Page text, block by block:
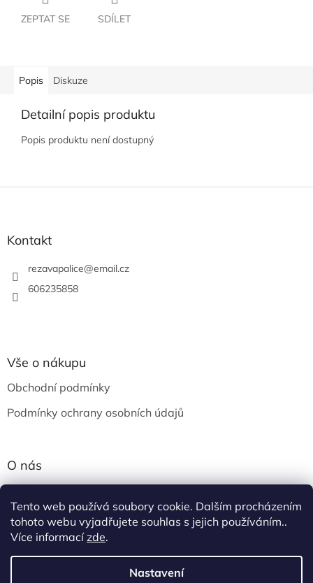
Tento web používá soubory cookie. Dalším procházením
tohoto webu vyjadřujete souhlas s jejich používáním..
Více informacízde.
Nastavení
ZEPTAT SE SDÍLET
Popis Diskuze
Detailní popis produktu
Popis produktu není dostupný
Kontakt
rezavapalice@email.cz
606235858
Vše o nákupu
Obchodní podmínky
Podmínky ochrany osobních údajů
O nás
O Rezavé palici
Vytvořil Shoptet